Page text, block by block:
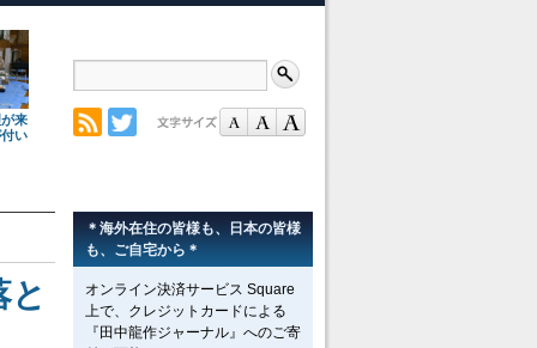
来
い
と
＊海外在住の皆様も、日本の皆様
も、ご自宅から＊
オンライン決済サービス Square
上で、クレジットカードによる
『田中龍作ジャーナル』へのご寄